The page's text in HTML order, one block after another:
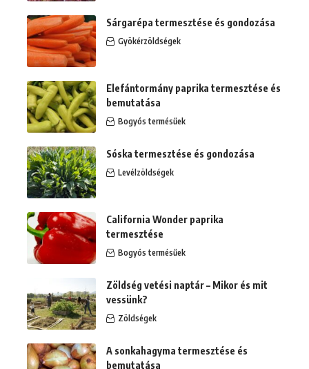
Sárgarépa termesztése és gondozása
Gyökérzöldségek
Elefántormány paprika termesztése és
bemutatása
Bogyós termésűek
Sóska termesztése és gondozása
Levélzöldségek
California Wonder paprika
termesztése
Bogyós termésűek
Zöldség vetési naptár – Mikor és mit
vessünk?
Zöldségek
A sonkahagyma termesztése és
bemutatása